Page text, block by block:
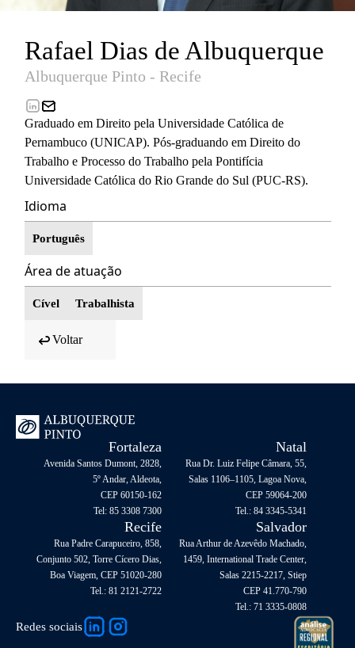
Rafael Dias de Albuquerque
Albuquerque Pinto - Recife
Graduado em Direito pela Universidade Católica de
Pernambuco (UNICAP). Pós-graduando em Direito do
Trabalho e Processo do Trabalho pela Pontifícia
Universidade Católica do Rio Grande do Sul (PUC-RS).
Idioma
Português
Área de atuação
Cível Trabalhista
Voltar
Fortaleza
Avenida Santos Dumont, 2828,
5º Andar, Aldeota,
CEP 60150-162
Tel: 85 3308 7300
Natal
Rua Dr. Luiz Felipe Câmara, 55,
Salas 1106–1105, Lagoa Nova,
CEP 59064-200
Tel.: 84 3345-5341
Recife
Rua Padre Carapuceiro, 858,
Conjunto 502, Torre Cícero Dias,
Boa Viagem, CEP 51020-280
Tel.: 81 2121-2722
Salvador
Rua Arthur de Azevêdo Machado,
1459, International Trade Center,
Salas 2215-2217, Stiep
CEP 41.770-790
Tel.: 71 3335-0808
Redes sociais